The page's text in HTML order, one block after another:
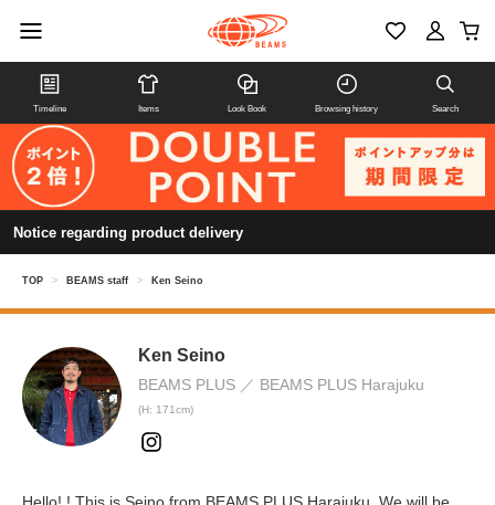
Timeline Items Look Book Browsing history Search
Notice regarding product delivery
TOP > BEAMS staff > Ken Seino
Ken Seino
BEAMS PLUS BEAMS PLUS Harajuku
(H: 171cm)